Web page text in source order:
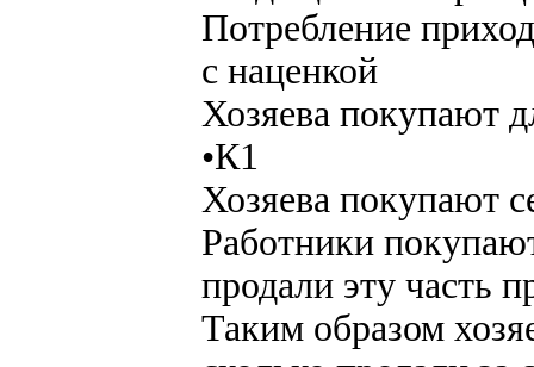
Потребление
с наценкой
Хозяева покупают
•К1
Хозяева покупают
Работники
продали эту часть
Таким образом